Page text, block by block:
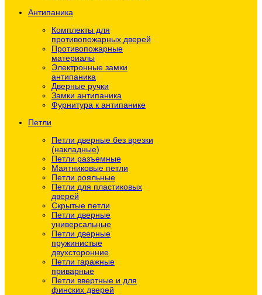
Антипаника
Комплекты для
противопожарных дверей
Противопожарные
материалы
Электронные замки
антипаника
Дверные ручки
Замки антипаника
Фурнитура к антипанике
Петли
Петли дверные без врезки
(накладные)
Петли разъемные
Маятниковые петли
Петли рояльные
Петли для пластиковых
дверей
Скрытые петли
Петли дверные
универсальные
Петли дверные
пружинистые
двухсторонние
Петли гаражные
приварные
Петли ввертные и для
финских дверей